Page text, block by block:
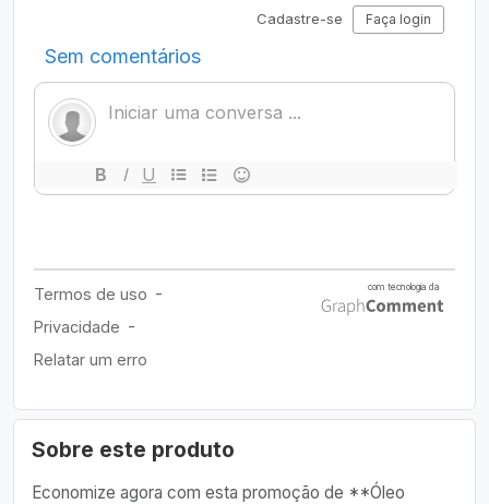
Sobre este produto
Economize agora com esta promoção de **Óleo